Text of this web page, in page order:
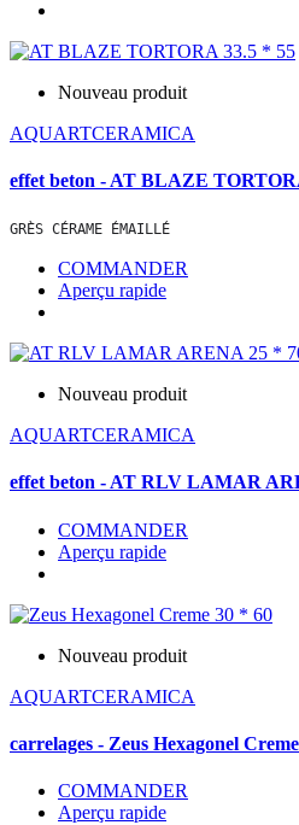
Nouveau produit
AQUARTCERAMICA
effet beton - AT BLAZE
GRÈS CÉRAME ÉMAILLÉ
COMMANDER
Aperçu rapide
Nouveau produit
AQUARTCERAMICA
effet beton - AT RLV LAMAR
COMMANDER
Aperçu rapide
Nouveau produit
AQUARTCERAMICA
carrelages - Zeus Hexagonel
COMMANDER
Aperçu rapide